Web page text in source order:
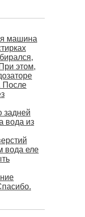
машина
этом,
После
задней
вода из
вода еле